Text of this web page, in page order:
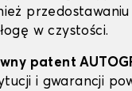
w czystości.
patent
i gwarancji